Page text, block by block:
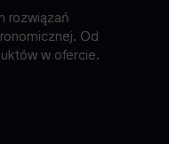
rozwiązań
Od
w ofercie.